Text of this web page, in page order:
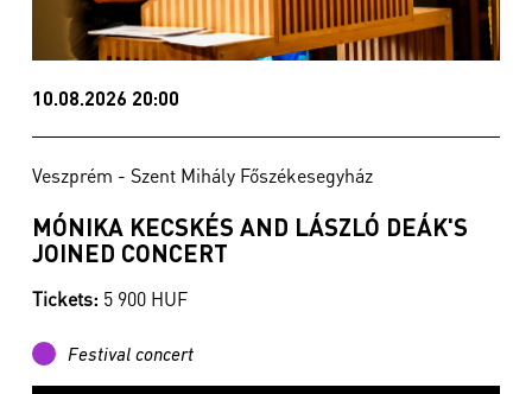
10.08.2026 20:00
Veszprém - Szent Mihály Főszékesegyház
MÓNIKA KECSKÉS AND LÁSZLÓ DEÁK'S
JOINED CONCERT
Tickets: 5 900 HUF
Festival concert